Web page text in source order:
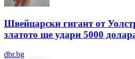
Швейцарски гигант от
златото ще удари 5000
dbr.bg